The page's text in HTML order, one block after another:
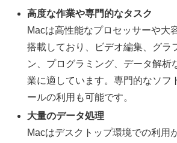
高度な作業や専門的なタスク
Macは高性能なプロセッサーや大
搭載しており、ビデオ編集、グラ
ン、プログラミング、データ解析
業に適しています。専門的なソフ
ールの利用も可能です。
大量のデータ処理
Macはデスクトップ環境での利用